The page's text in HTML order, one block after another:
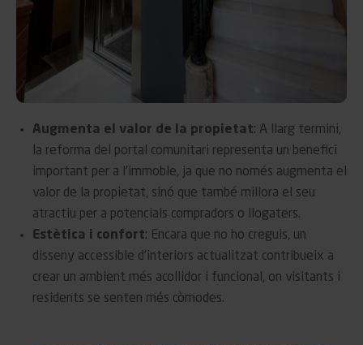
Augmenta el valor de la propietat: A llarg termini,
la reforma del portal comunitari representa un benefici
important per a l’immoble, ja que no només augmenta el
valor de la propietat, sinó que també millora el seu
atractiu per a potencials compradors o llogaters.
Estètica i confort: Encara que no ho creguis, un
disseny accessible d’interiors actualitzat contribueix a
crear un ambient més acollidor i funcional, on visitants i
residents se senten més còmodes.